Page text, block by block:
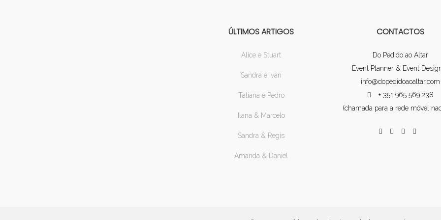
ÚLTIMOS ARTIGOS
Alice e Stuart
Sandra e Ivan
Tatiana e Pedro
Ilana & Marcelo
Sandra & Regis
Amanda & Daniel
CONTACTOS
Do Pedido ao Altar
Event Planner & Event
info@dopedidoaoaltar.com
+ 351 965 569 238
(chamada para a rede móvel